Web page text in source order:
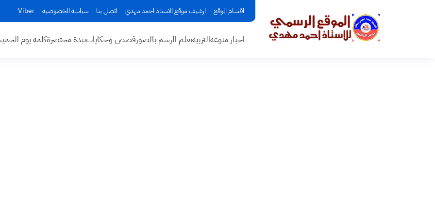
اقسام الموقع ارشيف موقع الاستاذ احمد مهدي اتصل بنا سياسة الخصوصية Viber
اخبار منوعهالتربيةتعلم الرسم بالصورقصص وحكاياتنبذة مختصرةكلمة يوم